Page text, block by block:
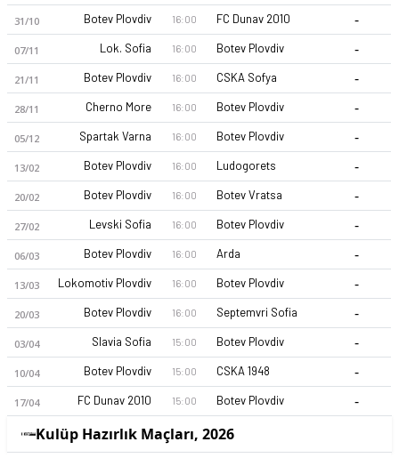
PFK Botev Plovdiv 26-27 sezonu | Parva Liga'de 6. sırada,
31/10 Botev Plovdiv 16:00 FC Dunav 2010 -
07/11 Lok. Sofia 16:00 Botev Plovdiv -
21/11 Botev Plovdiv 16:00 CSKA Sofya -
28/11 Cherno More 16:00 Botev Plovdiv -
05/12 Spartak Varna 16:00 Botev Plovdiv -
13/02 Botev Plovdiv 16:00 Ludogorets -
20/02 Botev Plovdiv 16:00 Botev Vratsa -
27/02 Levski Sofia 16:00 Botev Plovdiv -
06/03 Botev Plovdiv 16:00 Arda -
13/03 Lokomotiv Plovdiv 16:00 Botev Plovdiv -
20/03 Botev Plovdiv 16:00 Septemvri Sofia -
03/04 Slavia Sofia 15:00 Botev Plovdiv -
10/04 Botev Plovdiv 15:00 CSKA 1948 -
17/04 FC Dunav 2010 15:00 Botev Plovdiv
-
Kulüp Hazırlık Maçları, 2026